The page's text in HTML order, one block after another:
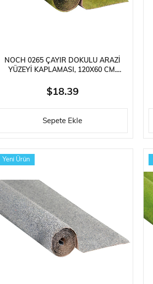
NOCH 0265 ÇAYIR DOKULU ARAZI
YÜZEYI KAPLAMASI, 120X60 CM.
$18.39
Sepete Ekle
Yeni Ürün